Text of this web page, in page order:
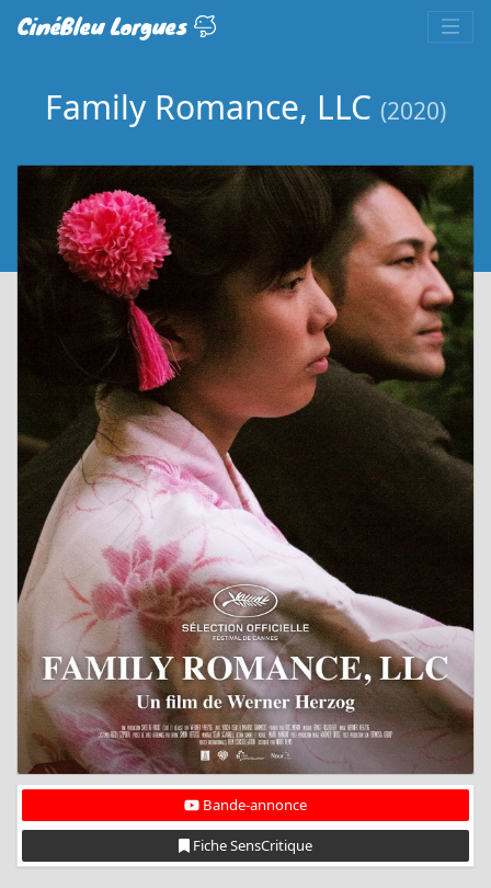
CinéBleu Lorgues
Family Romance, LLC (2020)
Bande-annonce
Fiche SensCritique